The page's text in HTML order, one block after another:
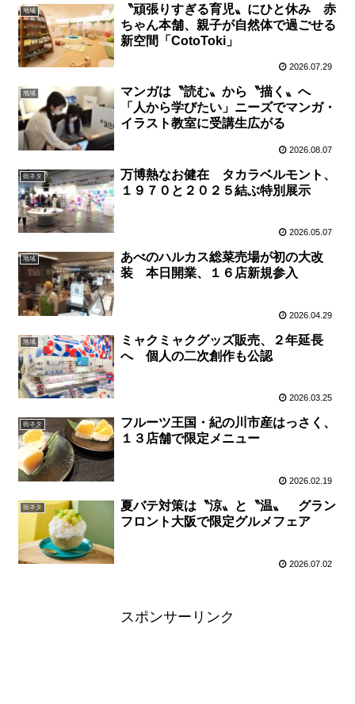
地域
〝頑張りすぎる育児〟にひと休み 赤
ちゃん本舗、親子が自然体で過ごせる
新空間「CotoToki」
2026.07.29
地域
マンガは〝読む〟から〝描く〟へ
「人から学びたい」ニーズでマンガ・
イラスト教室に受講生広がる
2026.08.07
街ネタ
万博熱なお健在 タカラベルモント、
１９７０と２０２５結ぶ特別展示
2026.05.07
地域
あべのハルカス総菜売場が初の大改
装 本日開業、１６店新規参入
2026.04.29
地域
ミャクミャクグッズ販売、２年延長
へ 個人の二次創作も公認
2026.03.25
街ネタ
フルーツ王国・紀の川市産はっさく、
１３店舗で限定メニュー
2026.02.19
街ネタ
夏バテ対策は〝涼〟と〝温〟 グラン
フロント大阪で限定グルメフェア
2026.07.02
スポンサーリンク